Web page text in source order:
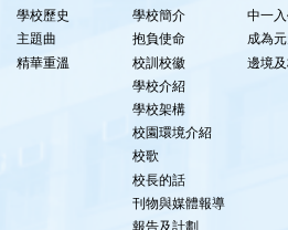
學校歷史
主題曲
精華重溫
學校簡介
抱負使命
校訓校徽
學校介紹
學校架構
校園環境介紹
校歌
校長的話
刊物與媒體報導
報告及計劃
中一
成為
邊境